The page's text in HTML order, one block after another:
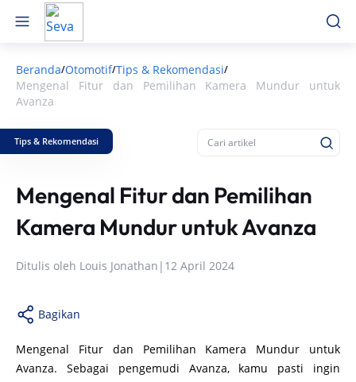
Beranda/Otomotif/Tips & Rekomendasi/
Mengenal Fitur dan Pemilihan Kamera Mundur untuk
Avanza
Tips & Rekomendasi
Mengenal Fitur dan Pemilihan
Kamera Mundur untuk Avanza
Ditulis oleh Louis Jonathan | 12 April 2024
Bagikan
Mengenal Fitur dan Pemilihan Kamera Mundur untuk
Avanza. Sebagai pengemudi Avanza, kamu pasti ingin